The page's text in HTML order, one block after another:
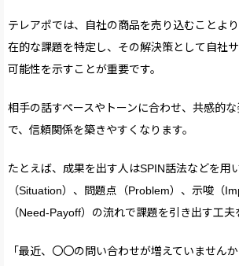
テレアポでは、自社の商品を売り込むことよ
在的な課題を特定し、その解決策として自社
可能性を示すことが重要です。
相手の話すペースやトーンに合わせ、共感的
で、信頼関係を築きやすくなります。
たとえば、成果を出す人はSPIN話法などを用
（Situation）、問題点（Problem）、示唆（
（Need-Payoff）の流れで課題を引き出す工夫
「最近、〇〇の問い合わせが増えていません